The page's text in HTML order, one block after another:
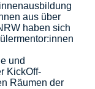
aus über
haben sich
und
KickOff-
Räumen der